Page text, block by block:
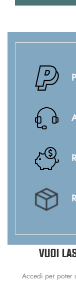
VUOI
Accedi per poter